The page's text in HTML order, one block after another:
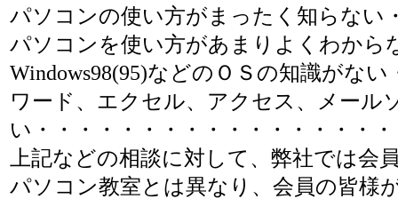
パソコンの使い方がまったく知らない
パソコンを使い方があまりよくわから
Windows98(95)などのＯＳの知識がな
ワード、エクセル、アクセス、メール
い・・・・・・・・・・・・・・・・
上記などの相談に対して、弊社では
パソコン教室とは異なり、会員の皆様